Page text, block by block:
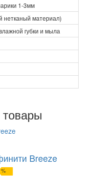
1-3мм
материал)
губки и мыла
Breeze
%